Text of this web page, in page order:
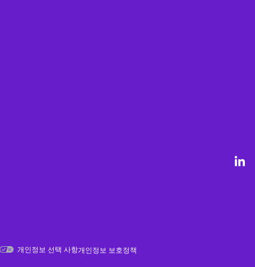
개인정보 선택 사항개인정보 보호정책